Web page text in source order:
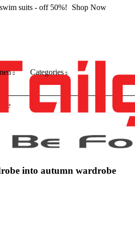
suits - off 50%! Shop Now
Categories
into autumn wardrobe